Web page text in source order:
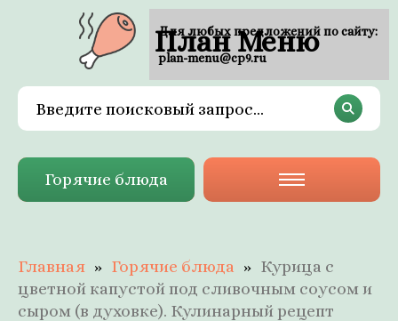
План Меню
Горячие блюда
Главная Горячие блюда
Курица с
цветной капустой под сливочным соусом и
сыром (в духовке). Кулинарный рецепт
Для любых предложений по сайту:
plan-menu@cp9.ru